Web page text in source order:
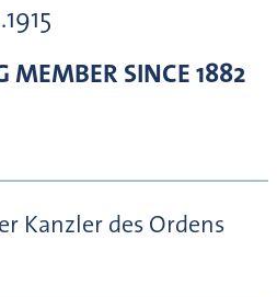
MEMBER SINCE 1882
Kanzler des Ordens